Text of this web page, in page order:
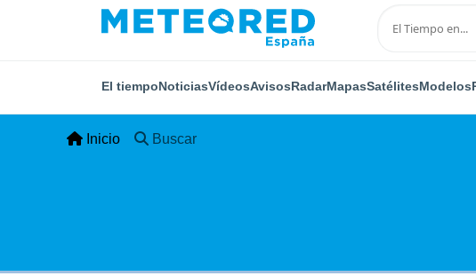
El tiempoNoticiasVídeosAvisosRadarMapasSatélitesModelos
Inicio Buscar